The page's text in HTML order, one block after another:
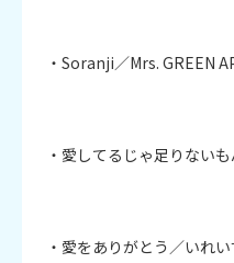
・Soranji／Mrs. GREEN
・愛してるじゃ足りない
・愛をありがとう／いれい